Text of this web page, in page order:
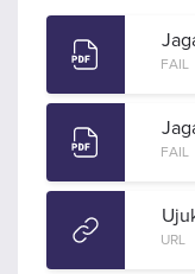
FAIL
FAIL
URL